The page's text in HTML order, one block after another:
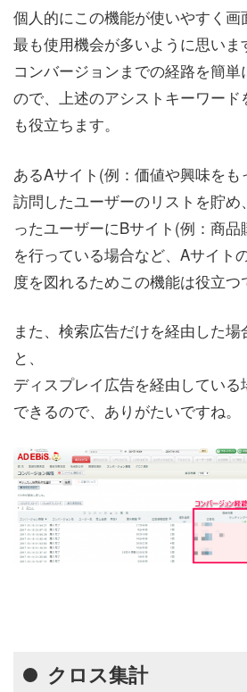
個人的にこの機能が使いやすく画
最も使用機会が多いように思いま
コンバージョンまでの経路を簡
ので、上述のアシストキーワード
も役立ちます。
あるAサイト(例：価値や興味を
訪問したユーザーのリストを貯め
ったユーザーにBサイト(例：商
を行っている場合など、Aサイト
度を図れるためこの機能は役立つ
また、検索広告だけを経由した場
と、
ディスプレイ広告を経由してい
できるので、ありがたいですね。
クロス集計